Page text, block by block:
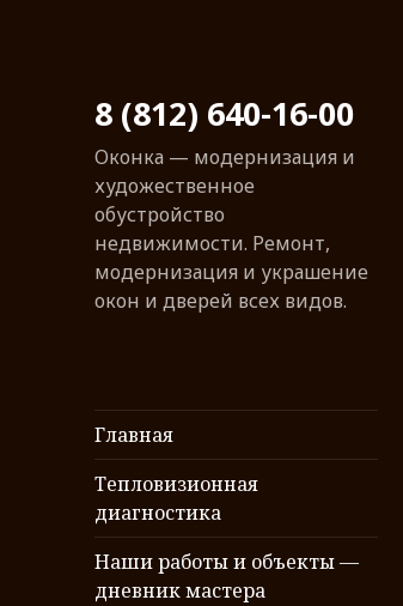
8 (812) 640-16-00
Оконка — модернизация и
художественное
обустройство
недвижимости. Ремонт,
модернизация и украшение
окон и дверей всех видов.
Главная
Тепловизионная
диагностика
Наши работы и объекты —
дневник мастера